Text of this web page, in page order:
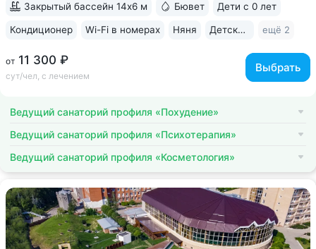
от 11 300 ₽
сут/чел, с лечением
Выбрать
Закрытый бассейн 14х6 м Бювет Дети с 0 лет
Кондиционер Wi-Fi в номерах Няня Детская комната ещё 2
Ведущий санаторий профиля «Похудение»
Ведущий санаторий профиля «Психотерапия»
Ведущий санаторий профиля «Косметология»